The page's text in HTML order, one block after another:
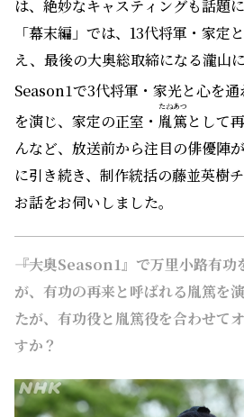
は、絶妙なキャスティングも話題
「幕末編」では、13代将軍・家定
え、最後の大奥総取締になる瀧山
Season1で3代将軍・家光と心を通
を演じ、家定の正室・ 胤
たね
篤
あつ
として
んなど、放送前から注目の俳優陣
に引き続き、制作統括の藤並英樹
お話をお伺いしました。
――『大奥Season1』で万里小路有
が、有功の再来と呼ばれる胤篤を
たが、有功役と胤篤役を合わせて
すか？